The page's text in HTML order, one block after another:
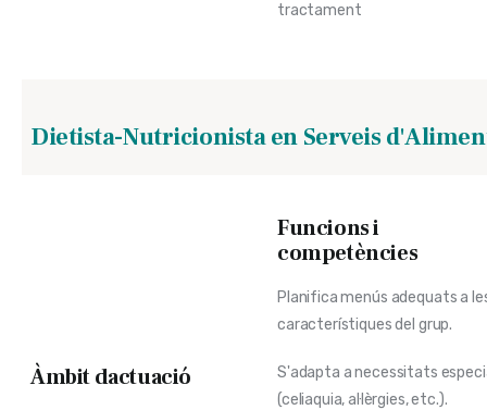
tractament
Dietista-Nutricionista en Serveis
Àmbit dactuació
Funcions i
competències
Planifica menús adequats a
característiques del grup.
S'adapta a necessitats
(celiaquia, al·lèrgies, etc.).